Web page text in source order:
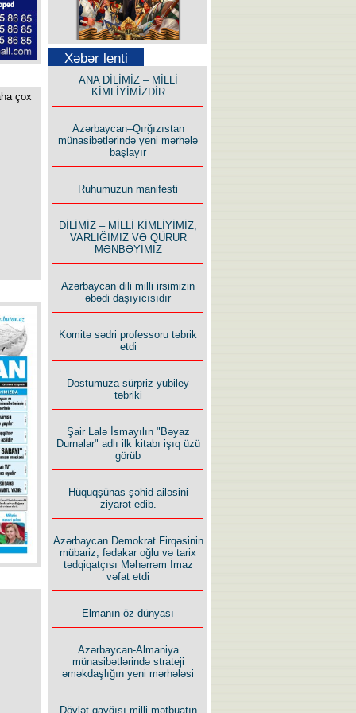
çox
Səfər Alışarlı yazır
Uzun yolun Yolçusu
Bu yolda mən varam!
edən beş şərt
Xəbər lenti
ANA DİLİMİZ – MİLLİ
KİMLİYİMİZDİR
Azərbaycan–Qırğızıstan
münasibətlərində yeni mərhələ
başlayır
Ruhumuzun manifesti
DİLİMİZ – MİLLİ KİMLİYİMİZ,
VARLIĞIMIZ VƏ QÜRUR
MƏNBƏYİMİZ
Azərbaycan dili milli irsimizin
əbədi daşıyıcısıdır
Komitə sədri professoru təbrik
etdi
Dostumuza sürpriz yubiley
təbriki
Şair Lalə İsmayılın "Bəyaz
Durnalar" adlı ilk kitabı işıq üzü
görüb
Hüquqşünas şəhid ailəsini
ziyarət edib.
Azərbaycan Demokrat Firqəsinin
mübariz, fədakar oğlu və tarix
tədqiqatçısı Məhərrəm İmaz
vəfat etdi
Elmanın öz dünyası
Azərbaycan-Almaniya
münasibətlərində strateji
əməkdaşlığın yeni mərhələsi
Dövlət qayğısı milli mətbuatın